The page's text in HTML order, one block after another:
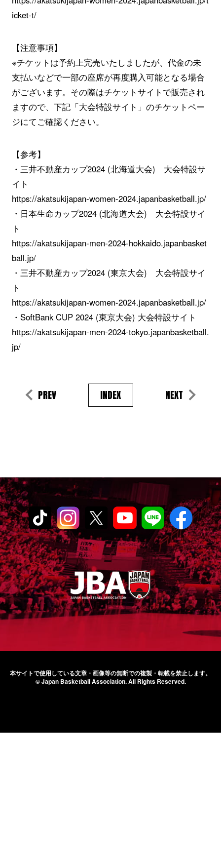
icket-t/
【注意事項】
※チケットは予約上完売いたしましたが、代金の未
支払いなどで一部の座席が再度購入可能となる場合
がございます。その際はチケットサイトで販売され
ますので、下記「大会特設サイト」のチケットペー
ジにてご確認ください。
【参考】
・三井不動産カップ2024 (北海道大会) 大会特設サ
イト
https://akatsukijapan-women-2024.japanbasketball.jp/
・日本生命カップ2024 (北海道大会) 大会特設サイ
ト
https://akatsukijapan-men-2024-hokkaido.japanbasket
ball.jp/
・三井不動産カップ2024 (東京大会) 大会特設サイ
ト
https://akatsukijapan-women-2024.japanbasketball.jp/
・SoftBank CUP 2024 (東京大会) 大会特設サイト
https://akatsukijapan-men-2024-tokyo.japanbasketball.
jp/
PREV INDEX NEXT
本サイトで使用している文章・画像等の無断での複製・転載を禁止します。
© Japan Basketball Association.All Rights Reserved.